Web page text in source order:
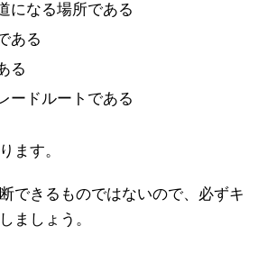
になる場所である
ある
る
ードルートである
ます。
できるものではないので、必ずキ
ましょう。